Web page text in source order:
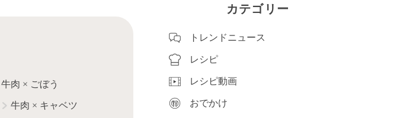
牛肉 × ごぼう
牛肉 × キャベツ
カテゴリー
トレンドニュース
レシピ
レシピ動画
おでかけ